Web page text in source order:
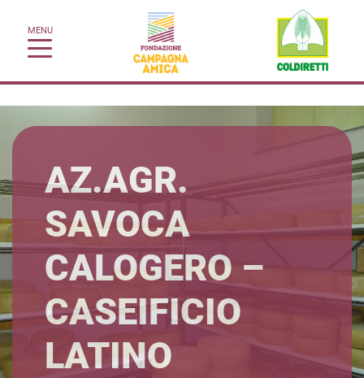
MENU
AZ.AGR.
SAVOCA
CALOGERO –
CASEIFICIO
LATINO